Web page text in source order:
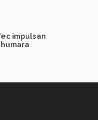
impulsan